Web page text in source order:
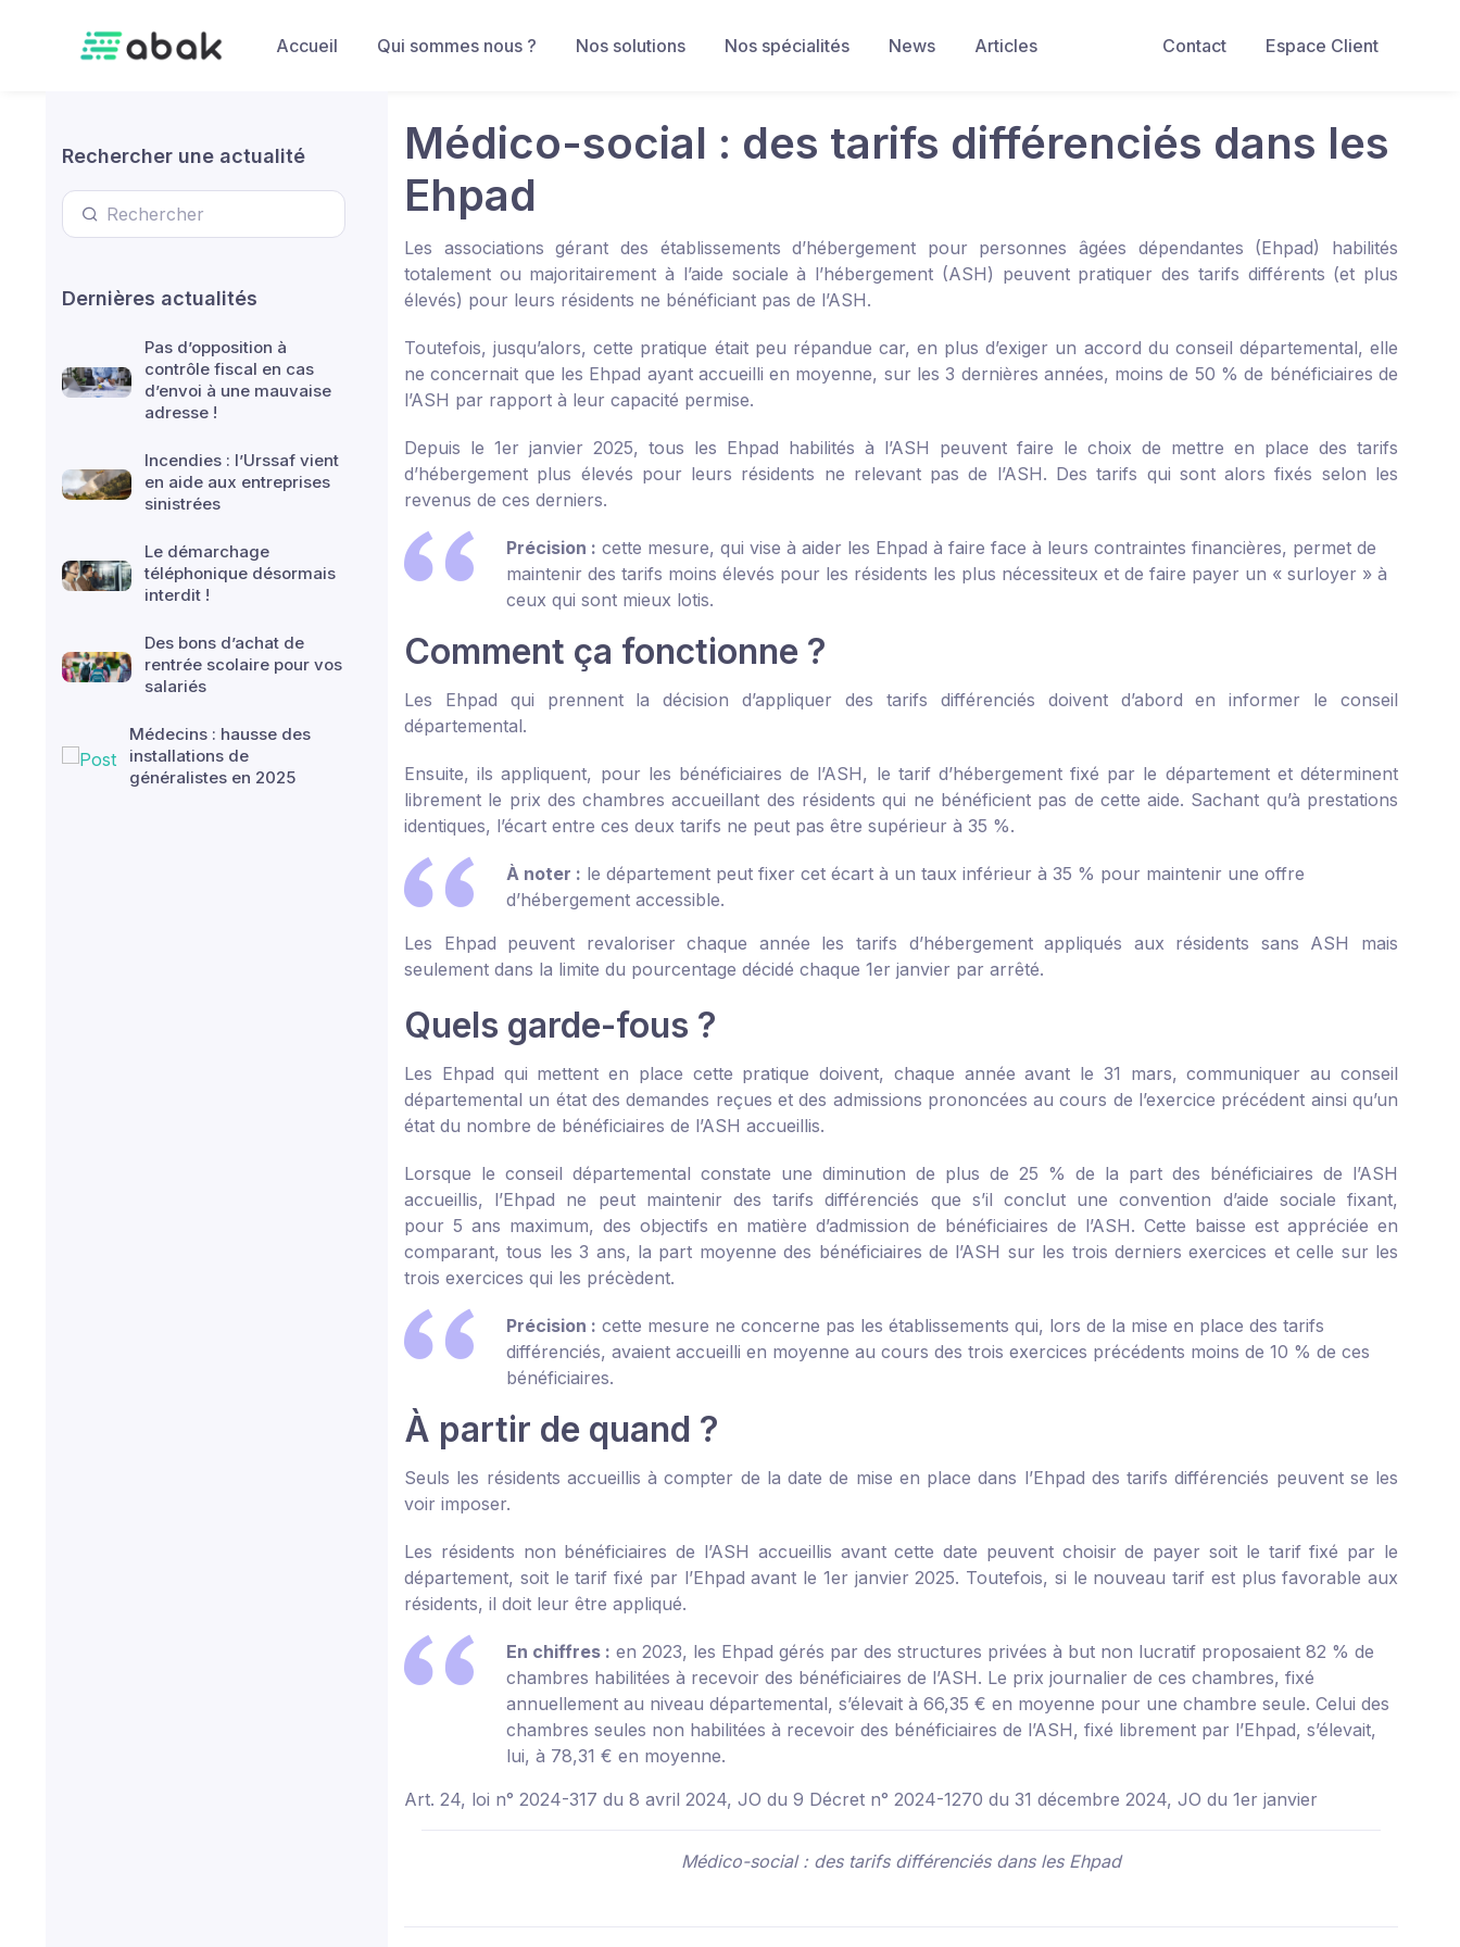
Contact
Espace Client
Accueil Qui sommes nous ? Nos solutions Nos spécialités News Articles
Rechercher une actualité
Dernières actualités
Pas d’opposition à
contrôle fiscal en cas
d’envoi à une mauvaise
adresse !
Incendies : l’Urssaf vient
en aide aux entreprises
sinistrées
Le démarchage
téléphonique désormais
interdit !
Des bons d’achat de
rentrée scolaire pour vos
salariés
Médecins : hausse des
installations de
généralistes en 2025
Médico-social : des tarifs différenciés dans les
Ehpad
Les associations gérant des établissements d’hébergement pour personnes âgées dépendantes (Ehpad) habilités
totalement ou majoritairement à l’aide sociale à l’hébergement (ASH) peuvent pratiquer des tarifs différents (et plus
élevés) pour leurs résidents ne bénéficiant pas de l’ASH.
Toutefois, jusqu’alors, cette pratique était peu répandue car, en plus d’exiger un accord du conseil départemental, elle
ne concernait que les Ehpad ayant accueilli en moyenne, sur les 3 dernières années, moins de 50 % de bénéficiaires de
l’ASH par rapport à leur capacité permise.
Depuis le 1er janvier 2025, tous les Ehpad habilités à l’ASH peuvent faire le choix de mettre en place des tarifs
d’hébergement plus élevés pour leurs résidents ne relevant pas de l’ASH. Des tarifs qui sont alors fixés selon les
revenus de ces derniers.
Précision : cette mesure, qui vise à aider les Ehpad à faire face à leurs contraintes financières, permet de
maintenir des tarifs moins élevés pour les résidents les plus nécessiteux et de faire payer un « surloyer » à
ceux qui sont mieux lotis.
Comment ça fonctionne ?
Les Ehpad qui prennent la décision d’appliquer des tarifs différenciés doivent d’abord en informer le conseil
départemental.
Ensuite, ils appliquent, pour les bénéficiaires de l’ASH, le tarif d’hébergement fixé par le département et déterminent
librement le prix des chambres accueillant des résidents qui ne bénéficient pas de cette aide. Sachant qu’à prestations
identiques, l’écart entre ces deux tarifs ne peut pas être supérieur à 35 %.
À noter : le département peut fixer cet écart à un taux inférieur à 35 % pour maintenir une offre
d’hébergement accessible.
Les Ehpad peuvent revaloriser chaque année les tarifs d’hébergement appliqués aux résidents sans ASH mais
seulement dans la limite du pourcentage décidé chaque 1er janvier par arrêté.
Quels garde-fous ?
Les Ehpad qui mettent en place cette pratique doivent, chaque année avant le 31 mars, communiquer au conseil
départemental un état des demandes reçues et des admissions prononcées au cours de l’exercice précédent ainsi qu’un
état du nombre de bénéficiaires de l’ASH accueillis.
Lorsque le conseil départemental constate une diminution de plus de 25 % de la part des bénéficiaires de l’ASH
accueillis, l’Ehpad ne peut maintenir des tarifs différenciés que s’il conclut une convention d’aide sociale fixant,
pour 5 ans maximum, des objectifs en matière d’admission de bénéficiaires de l’ASH. Cette baisse est appréciée en
comparant, tous les 3 ans, la part moyenne des bénéficiaires de l’ASH sur les trois derniers exercices et celle sur les
trois exercices qui les précèdent.
Précision : cette mesure ne concerne pas les établissements qui, lors de la mise en place des tarifs
différenciés, avaient accueilli en moyenne au cours des trois exercices précédents moins de 10 % de ces
bénéficiaires.
À partir de quand ?
Seuls les résidents accueillis à compter de la date de mise en place dans l’Ehpad des tarifs différenciés peuvent se les
voir imposer.
Les résidents non bénéficiaires de l’ASH accueillis avant cette date peuvent choisir de payer soit le tarif fixé par le
département, soit le tarif fixé par l’Ehpad avant le 1er janvier 2025. Toutefois, si le nouveau tarif est plus favorable aux
résidents, il doit leur être appliqué.
En chiffres : en 2023, les Ehpad gérés par des structures privées à but non lucratif proposaient 82 % de
chambres habilitées à recevoir des bénéficiaires de l’ASH. Le prix journalier de ces chambres, fixé
annuellement au niveau départemental, s’élevait à 66,35 € en moyenne pour une chambre seule. Celui des
chambres seules non habilitées à recevoir des bénéficiaires de l’ASH, fixé librement par l’Ehpad, s’élevait,
lui, à 78,31 € en moyenne.
Art. 24, loi n° 2024-317 du 8 avril 2024, JO du 9 Décret n° 2024-1270 du 31 décembre 2024, JO du 1er janvier
Médico-social : des tarifs différenciés dans les Ehpad